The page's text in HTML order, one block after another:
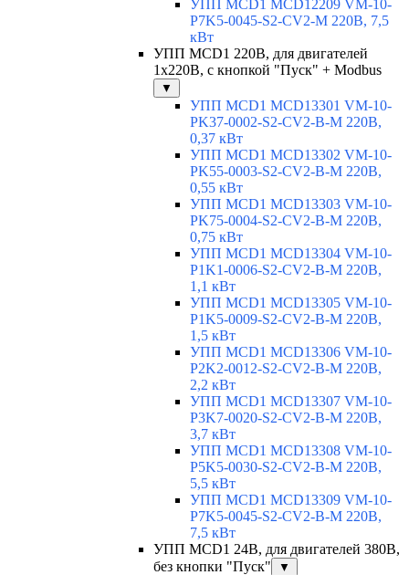
УПП MCD1 MCD12209 VM-10-
P7K5-0045-S2-CV2-M 220В, 7,5
кВт
УПП MCD1 220В, для двигателей
1х220В, с кнопкой "Пуск" + Modbus
▼
УПП MCD1 MCD13301 VM-10-
PK37-0002-S2-CV2-B-M 220В,
0,37 кВт
УПП MCD1 MCD13302 VM-10-
PK55-0003-S2-CV2-B-M 220В,
0,55 кВт
УПП MCD1 MCD13303 VM-10-
PK75-0004-S2-CV2-B-M 220В,
0,75 кВт
УПП MCD1 MCD13304 VM-10-
P1K1-0006-S2-CV2-B-M 220В,
1,1 кВт
УПП MCD1 MCD13305 VM-10-
P1K5-0009-S2-CV2-B-M 220В,
1,5 кВт
УПП MCD1 MCD13306 VM-10-
P2K2-0012-S2-CV2-B-M 220В,
2,2 кВт
УПП MCD1 MCD13307 VM-10-
P3K7-0020-S2-CV2-B-M 220В,
3,7 кВт
УПП MCD1 MCD13308 VM-10-
P5K5-0030-S2-CV2-B-M 220В,
5,5 кВт
УПП MCD1 MCD13309 VM-10-
P7K5-0045-S2-CV2-B-M 220В,
7,5 кВт
УПП MCD1 24В, для двигателей 380В,
без кнопки "Пуск"
▼